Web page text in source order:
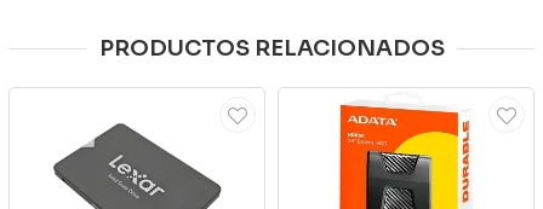
PRODUCTOS RELACIONADOS